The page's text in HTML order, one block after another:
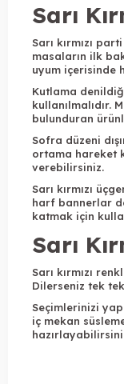
Sarı
Sarı kırmızı
masaların ilk
uyum içerisinde
Kutlama
bulunduran
Sofra düzeni
ortama hareket
verebilirsiniz.
Sarı kırmızı
harf bannerlar
katmak için
Sarı
Sarı kırmızı
Dilerseniz tek
Seçimlerinizi
iç mekan